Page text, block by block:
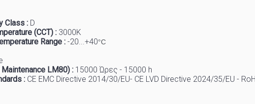
Class : D
(CCT) : 3000K
erature Range : -20...+40°C
LM80) : 1 5000 Ώρες - 15000 h
: CE EMC Directive 2014/30/EU- CE LVD Directive 2024/35/EU -